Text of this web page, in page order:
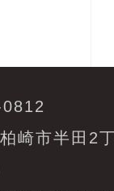
崎市半田2